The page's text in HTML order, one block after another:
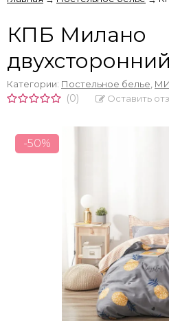
КПБ Милано
Категории: Постельное белье
(0) Оставить
-50%